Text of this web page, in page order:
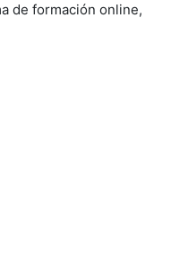
de formación online,